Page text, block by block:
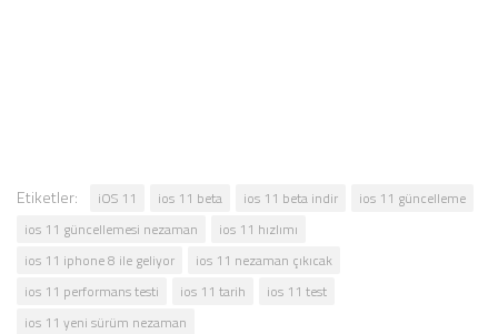
Etiketler: iOS 11 ios 11 beta ios 11 beta indir
ios 11 güncelleme
ios 11 güncellemesi nezaman
ios 11 hızlımı
ios 11 iphone 8 ile geliyor
ios 11 nezaman çıkıcak
ios 11 performans testi
ios 11 tarih
ios 11 test
ios 11 yeni sürüm nezaman